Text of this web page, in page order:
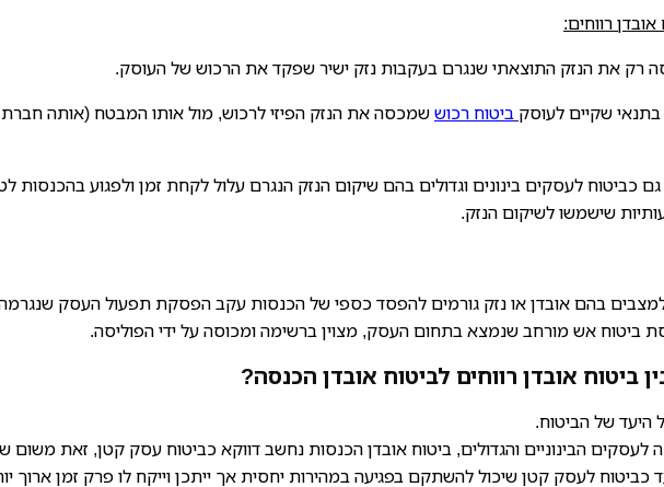
רווחים:
רק את הנזק התוצאתי שנגרם בעקבות נזק ישיר שפקד את הרכוש של העוסק.
בתנאי שקיים לעוסק ביטוח רכוששמכסה את הנזק הפיזי לרכוש, מול אותו המבטח (אותה חברת
כביטוח לעסקים בינונים וגדולים בהם שיקום הנזק הנגרם עלול לקחת זמן ולפגוע בהכנסות
שישמשו לשיקום הנזק.
בהם אובדן או נזק גורמים להפסד כספי של הכנסות עקב הפסקת תפעול העסק
ביטוח אש מורחב שנמצא בתחום העסק, מצוין ברשימה ומכוסה על ידי הפוליסה.
ביטוח אובדן רווחים לביטוח אובדן הכנסה?
של הביטוח.
לעסקים הבינוניים והגדולים, ביטוח אובדן הכנסות נחשב דווקא כביטוח עסק קטן, זאת משום
כביטוח לעסק קטן שיכול להשתקם בפגיעה במהירות יחסית אך ייתכן וייקח לו פרק זמן ארוך